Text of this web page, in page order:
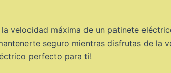
velocidad máxima de un patinete
seguro mientras disfrutas de la
perfecto para ti!